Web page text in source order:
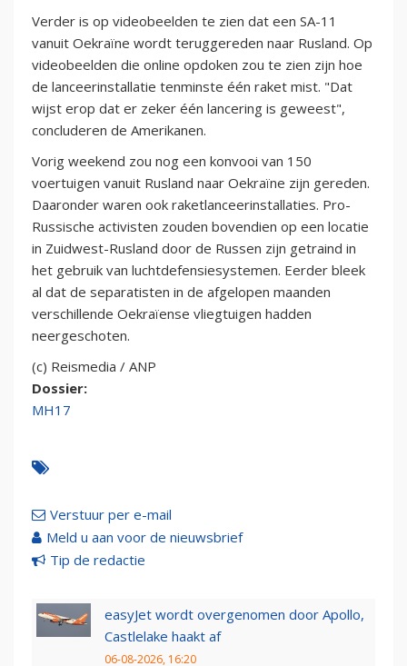
Verder is op videobeelden te zien dat een SA-11
vanuit Oekraïne wordt teruggereden naar Rusland. Op
videobeelden die online opdoken zou te zien zijn hoe
de lanceerinstallatie tenminste één raket mist. "Dat
wijst erop dat er zeker één lancering is geweest",
concluderen de Amerikanen.
Vorig weekend zou nog een konvooi van 150
voertuigen vanuit Rusland naar Oekraïne zijn gereden.
Daaronder waren ook raketlanceerinstallaties. Pro-
Russische activisten zouden bovendien op een locatie
in Zuidwest-Rusland door de Russen zijn getraind in
het gebruik van luchtdefensiesystemen. Eerder bleek
al dat de separatisten in de afgelopen maanden
verschillende Oekraïense vliegtuigen hadden
neergeschoten.
(c) Reismedia / ANP
Dossier:
MH17
Verstuur per e-mail
Meld u aan voor de nieuwsbrief
Tip de redactie
easyJet wordt overgenomen door Apollo,
Castlelake haakt af
06-08-2026, 16:20